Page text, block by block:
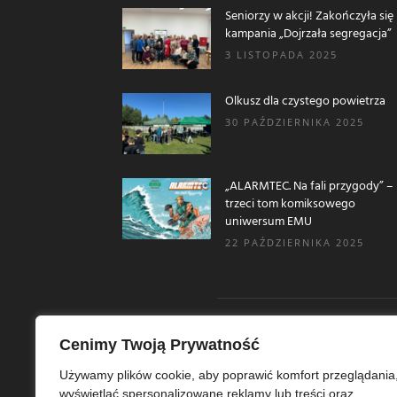
Cenimy Twoją Prywatność
Używamy plików cookie, aby poprawić komfort przeglądania,
wyświetlać spersonalizowane reklamy lub treści oraz
Seniorzy w akcji! Zakończyła się
kampania „Dojrzała segregacja”
3 LISTOPADA 2025
Olkusz dla czystego powietrza
30 PAŹDZIERNIKA 2025
„ALARMTEC. Na fali przygody” –
trzeci tom komiksowego
uniwersum EMU
22 PAŹDZIERNIKA 2025